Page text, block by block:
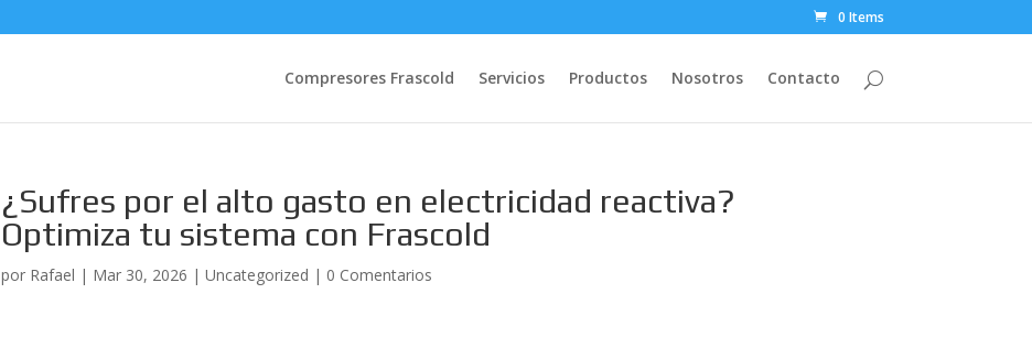
0 Items
Compresores Frascold Servicios Productos Nosotros Contacto
¿Sufres por el alto gasto en electricidad reactiva?
Optimiza tu sistema con Frascold
por Rafael | Mar 30, 2026 |Uncategorized | 0 Comentarios